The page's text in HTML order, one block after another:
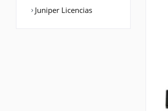
Juniper Licencias